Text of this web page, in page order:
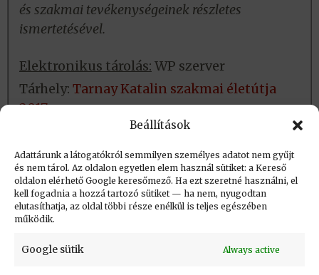
Beállítások
Adattárunk a látogatókról semmilyen személyes adatot nem gyűjt
és nem tárol. Az oldalon egyetlen elem használ sütiket: a Kereső
oldalon elérhető Google keresőmező. Ha ezt szeretné használni, el
kell fogadnia a hozzá tartozó sütiket — ha nem, nyugodtan
elutasíthatja, az oldal többi része enélkül is teljes egészében
működik.
Google sütik Always active
és szakmai tevékenységeinek részletes
ismertetésével.
Elektronikus tárolás: WP szerver
Tárhely: Tarnay Katalin szakmai életútja
2017
Létrehozva: 2018.01.15. 13:57
Utolsó módosítás: 2024.01.09. 09:13